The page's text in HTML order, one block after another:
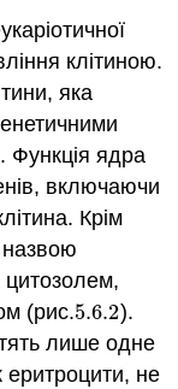
клітиною.
яка
Функція ядра
включаючи
Крім
назвою
(рис.5.6.2
5.6.2).
лише одне
еритроцити, не